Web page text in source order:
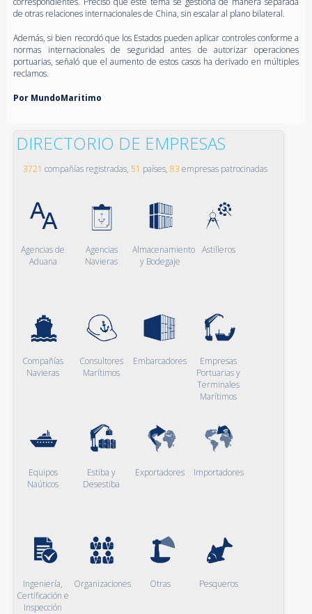
de otras relaciones internacionales de China, sin escalar al plano bilateral.
Además, si bien recordó que los Estados pueden aplicar controles conforme a
normas internacionales de seguridad antes de autorizar operaciones
portuarias, señaló que el aumento de estos casos ha derivado en múltiples
reclamos.
Por MundoMaritimo
DIRECTORIO DE EMPRESAS
3721 compañías registradas, 51 países, 83 empresas patrocinadas
Agencias de
Aduana
Agencias
Navieras
Almacenamiento
y Bodegaje
Astilleros
Compañías
Navieras
Consultores
Marítimos
Embarcadores
Empresas
Portuarias y
Terminales
Marítimos
Equipos
Naúticos
Estiba y
Desestiba
Exportadores Importadores
Ingeniería,
Certificación e
Inspección
Organizaciones Otras Pesqueros